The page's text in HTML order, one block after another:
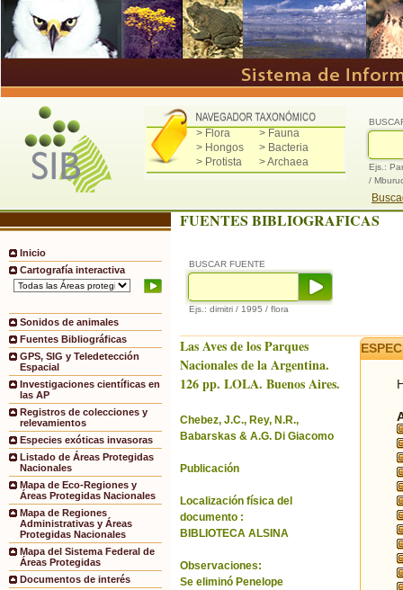
> Flora
> Fauna
> Hongos
> Bacteria
> Protista
> Archaea
Ejs.:
/
Inicio
Cartografía interactiva
Sonidos de animales
Fuentes Bibliográficas
GPS, SIG y Teledetección
Espacial
Investigaciones científicas en
las AP
Registros de colecciones y
relevamientos
Especies exóticas invasoras
Listado de Áreas Protegidas
Nacionales
Mapa de Eco-Regiones y
Áreas Protegidas Nacionales
Mapa de Regiones
Administrativas y Áreas
Protegidas Nacionales
Mapa del Sistema Federal de
Áreas Protegidas
Documentos de interés
FUENTES BIBLIOGRAFICAS
BUSCAR FUENTE
Ejs.: dimitri / 1995 / flora
Las Aves de los Parques
Nacionales de la Argentina.
126 pp. LOLA. Buenos Aires.
Chebez, J.C., Rey, N.R.,
Babarskas & A.G. Di Giacomo
Publicación
Localización física del
documento :
BIBLIOTECA ALSINA
Observaciones:
Se eliminó Penelope